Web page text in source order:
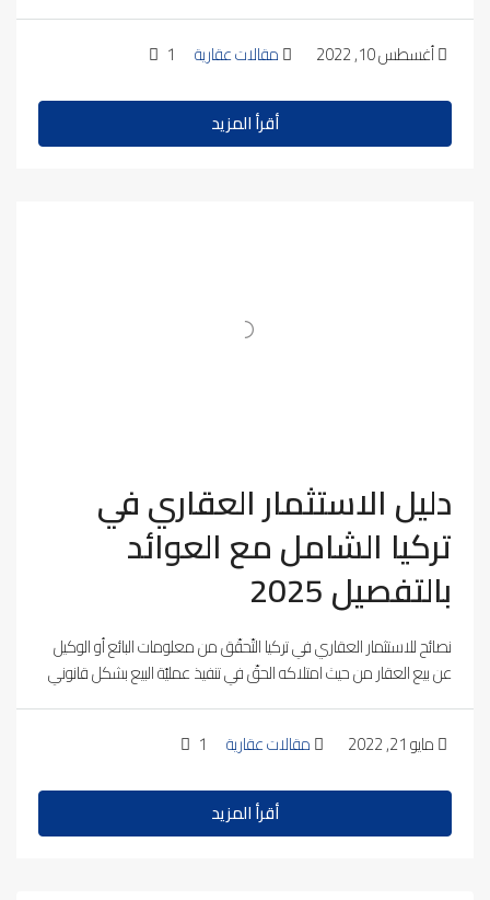
أغسطس 10, 2022 مقالات عقارية 1
أقرأ المزيد
دليل الاستثمار العقاري في
تركيا الشامل مع العوائد
بالتفصيل 2025
نصائح للاستثمار العقاري في تركيا التّحقّق من معلومات البائع أو الوكيل
عن بيع العقار من حيث امتلاكه الحقّ في تنفيذ عمليّة البيع بشكل قانوني
مايو 21, 2022 مقالات عقارية 1
أقرأ المزيد